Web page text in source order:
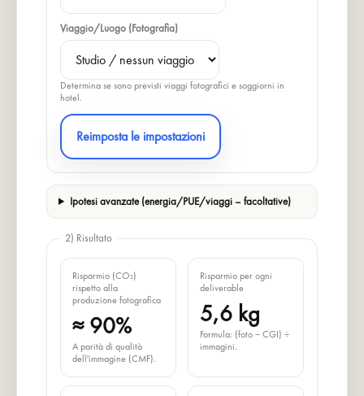
Viaggio/Luogo (Fotografia)
Determina se sono previsti viaggi fotografici e soggiorni in
hotel.
Reimposta le impostazioni
Ipotesi avanzate (energia/PUE/viaggi – facoltative)
2) Risultato
Risparmio (CO₂)
rispetto alla
produzione fotografica
≈ 90%
A parità di qualità
dell'immagine (CMF).
Risparmio per ogni
deliverable
5,6 kg
Formula: (foto − CGI) ÷
immagini.